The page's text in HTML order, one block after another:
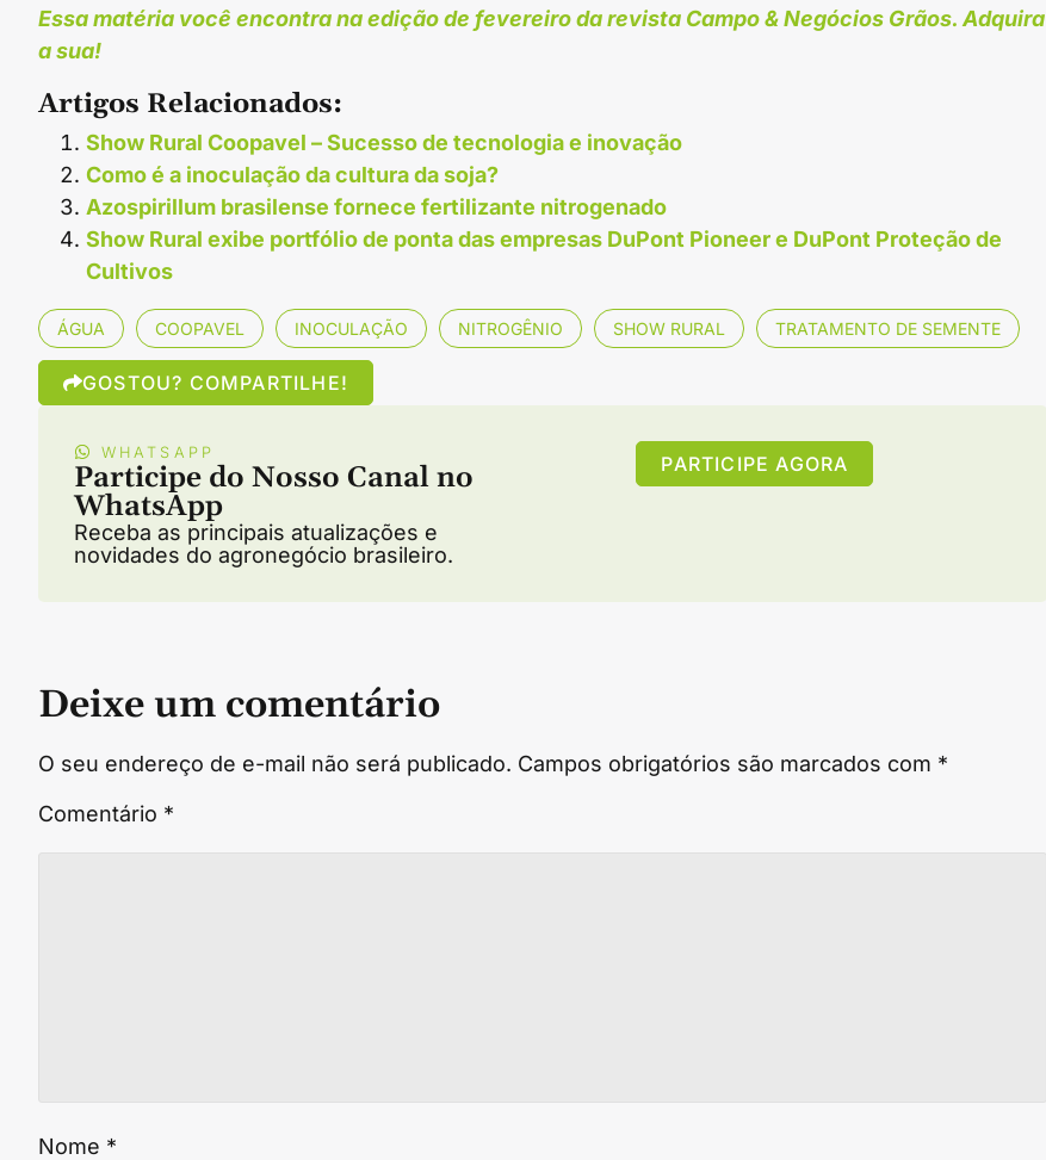
Essa matéria você encontra na edição de fevereiro da revista Campo & Negócios Grãos. Adquira
a sua!
Artigos Relacionados:
Show Rural Coopavel – Sucesso de tecnologia e inovação
Como é a inoculação da cultura da soja?
Azospirillum brasilense fornece fertilizante nitrogenado
Show Rural exibe portfólio de ponta das empresas DuPont Pioneer e DuPont Proteção de
Cultivos
ÁGUA COOPAVEL INOCULAÇÃO NITROGÊNIO SHOW RURAL TRATAMENTO DE SEMENTE
GOSTOU? COMPARTILHE!
WHATSAPP
Participe do Nosso Canal no
WhatsApp
Receba as principais atualizações e
novidades do agronegócio brasileiro.
PARTICIPE AGORA
Deixe um comentário
O seu endereço de e-mail não será publicado. Campos obrigatórios são marcados com *
Comentário *
Nome *